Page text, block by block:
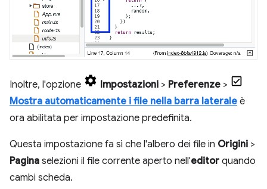
Inoltre, l'opzione Impostazioni > Preferenze >
Mostra automaticamente i file nella barra laterale è
ora abilitata per impostazione predefinita.
Questa impostazione fa sì che l'albero dei file in Origini >
Pagina selezioni il file corrente aperto nell'editor quando
cambi scheda.